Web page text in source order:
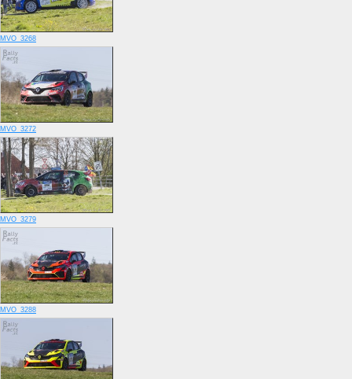
MVO_3268
MVO_3272
MVO_3279
MVO_3288